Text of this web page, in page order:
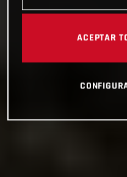
ACEPTAR